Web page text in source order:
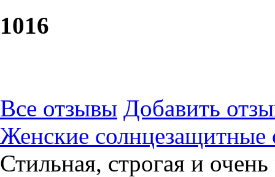
1016
Все отзывы Добавить
Женские
Стильная, строгая и